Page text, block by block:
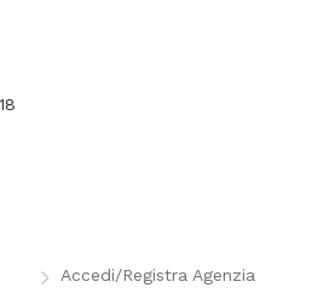
Accedi/Registra Agenzia